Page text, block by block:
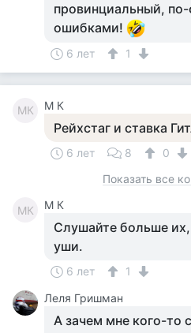
провинциальный,
ошибками!
6 лет 1
MК M К
Рейхстаг и ставка
6 лет 8
0
Показать все
MК M К
Слушайте больше
уши.
6 лет
1
Леля Гришман
А зачем мне кого-то